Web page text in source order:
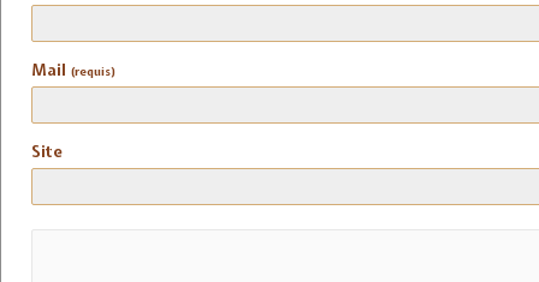
Mail (requis)
Site